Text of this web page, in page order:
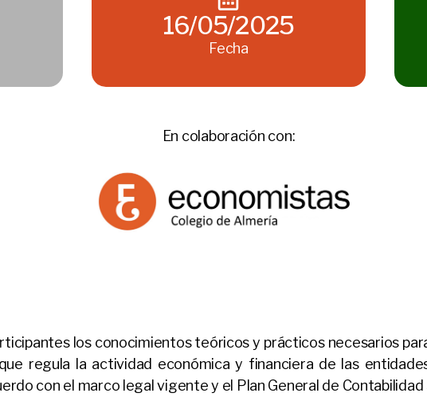
16/05/2025
Fecha
En colaboración con:
los conocimientos teóricos y prácticos necesarios
regula la actividad económica y financiera de las
con el marco legal vigente y el Plan General de